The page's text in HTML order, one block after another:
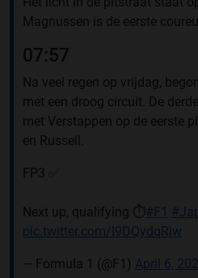
Magnussen is de eerste
07:57
Na veel regen op vrijdag,
met een droog circuit. De
met Verstappen op de eerste
en Russell.
FP3 ✅
Next up, qualifying ⏱️#F1
pic.twitter.com/I9DQydqRjw
— Formula 1 (@F1) April 6,